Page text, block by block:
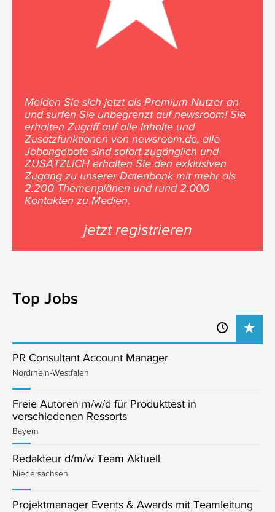
Melden Sie sich jetzt als Premium Nutzer an
und surfen Sie unbegrenzt auf newsroom! Sie
erhalten Zugriff auf alle Inhalte und
Zusatzfunktionen von newsroom.de, alle
Jobangebote sind sofort zugänglich und
ZUSÄTZLICH erhalten Sie den exklusiven
Zugang zu unserer Datenbank mit mehr als
2.200 Themenplänen und rund 2.000
Kontakten zu Medien.
jetzt registrieren
Top Jobs
PR Consultant Account Manager
Nordrhein-Westfalen
Freie Autoren m/w/d für Produkttest in
verschiedenen Ressorts
Bayern
Redakteur d/m/w Team Aktuell
Niedersachsen
Projektmanager Events & Awards mit Teamleitung